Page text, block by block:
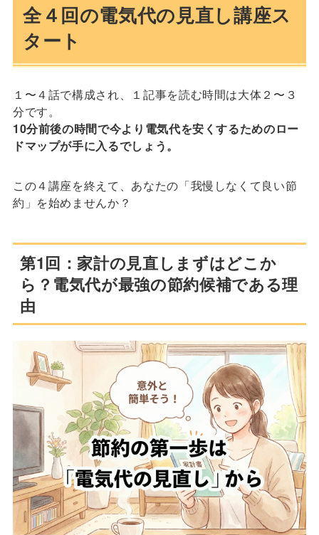
全４回の電気代の見直し講座ス
タート
１〜４話で構成され、１記事を読む時間は大体２〜３
分です。
10分前後の時間で今より電気代を安くするためのロー
ドマップが手に入るでしょう。
この４講座を終えて、あなたの「我慢しなくて良い節
約」を始めませんか？
第1回：家計の見直しまずはどこか
ら？電気代が最強の節約候補である理
由